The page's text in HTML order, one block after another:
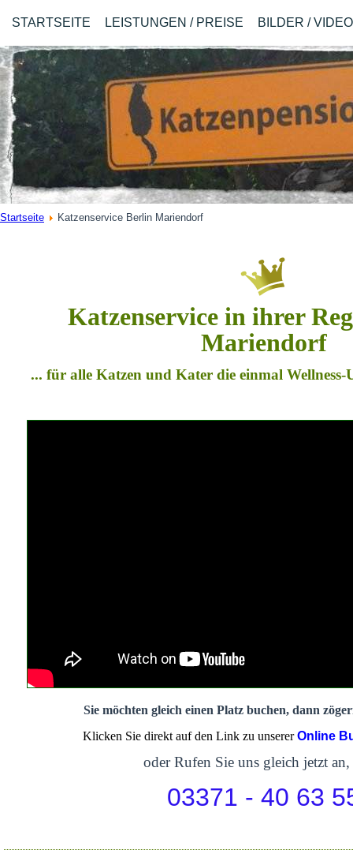
STARTSEITE LEISTUNGEN / PREISE BILDER /
Startseite Katzenservice Berlin Mariendorf
Katzenservice in ihrer
Mariendorf
... für alle Katzen und Kater die einmal
Sie möchten gleich einen Platz buchen, dann
Klicken Sie direkt auf den Link zu unsererOnline
oder Rufen Sie uns gleich jetzt an,
03371 - 40 63